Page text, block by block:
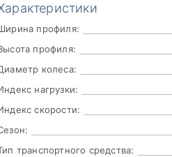
профиля:
профиля:
колеса:
нагрузки:
скорости:
транспортного средства: